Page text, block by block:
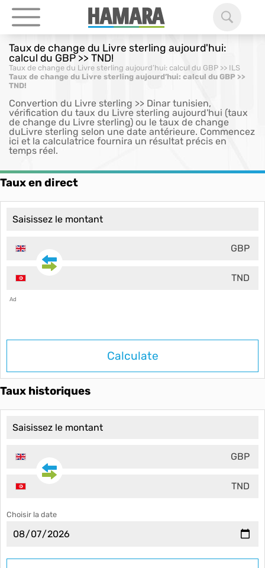
Taux de change du Livre sterling aujourd'hui:
calcul du GBP >> TND!
Taux de change du Livre sterling aujourd’hui: calcul du GBP >> ILS
Taux de change du Livre sterling aujourd’hui: calcul du GBP >>
TND!
Convertion du Livre sterling >> Dinar tunisien,
vérification du taux du Livre sterling aujourd'hui (taux
de change du Livre sterling) ou le taux de change
duLivre sterling selon une date antérieure. Commencez
ici et la calculatrice fournira un résultat précis en
temps réel.
Taux en direct
GBP
TND
Ad
Calculate
Taux historiques
GBP
TND
Choisir la date